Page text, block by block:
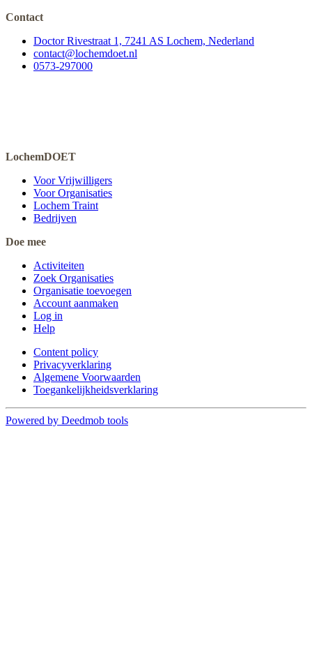
Contact
Doctor Rivestraat 1, 7241 AS Lochem, Nederland
contact@lochemdoet.nl
0573-297000
LochemDOET
Voor Vrijwilligers
Voor Organisaties
Lochem Traint
Bedrijven
Doe mee
Activiteiten
Zoek Organisaties
Organisatie toevoegen
Account aanmaken
Log in
Help
Content policy
Privacyverklaring
Algemene Voorwaarden
Toegankelijkheidsverklaring
Powered by Deedmob tools